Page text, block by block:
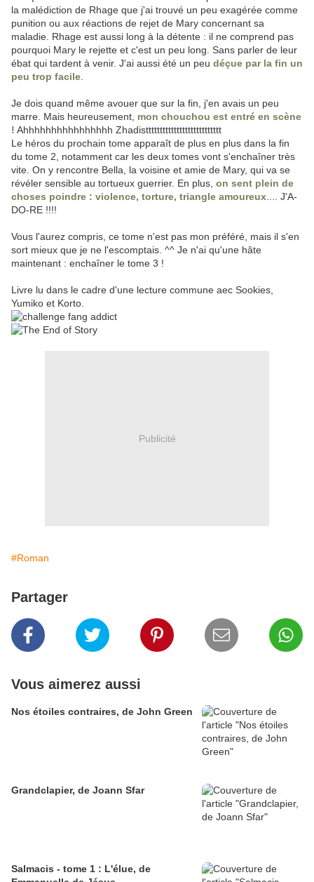
la malédiction de Rhage que j'ai trouvé un peu exagérée comme
punition ou aux réactions de rejet de Mary concernant sa
maladie. Rhage est aussi long à la détente : il ne comprend pas
pourquoi Mary le rejette et c'est un peu long. Sans parler de leur
ébat qui tardent à venir. J'ai aussi été un peu déçue par la fin un
peu trop facile
Je dois quand même avouer que sur la fin, j'en avais un peu
marre. Mais heureusement, mon chouchou est entré en scène
! Ahhhhhhhhhhhhhhhh Zhadisttttttttttttttttttttttttttt
Le héros du prochain tome apparaît de plus en plus dans la fin
du tome 2, notamment car les deux tomes vont s'enchaîner très
vite. On y rencontre Bella, la voisine et amie de Mary, qui va se
révéler sensible au tortueux guerrier. En plus, on sent plein de
choses poindre : violence, torture, triangle amoureux .... J'A-
DO-RE !!!!
Vous l'aurez compris, ce tome n'est pas mon préféré, mais il s'en
sort mieux que je ne l'escomptais. ^^ Je n'ai qu'une hâte
maintenant : enchaîner le tome 3 !
Livre lu dans le cadre d'une lecture commune aec Sookies,
Yumiko et Korto.
Publicité
#Roman
Partager
Vous aimerez aussi
Nos étoiles contraires, de John Green
Grandclapier, de Joann Sfar
Salmacis - tome 1 : L'élue, de